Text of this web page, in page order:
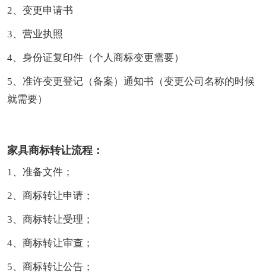
2、变更申请书
3、营业执照
4、身份证复印件（个人商标变更需要）
5、准许变更登记（备案）通知书（变更公司名称的时候
就需要）
家具商标转让流程：
1、准备文件；
2、商标转让申请；
3、商标转让受理；
4、商标转让审查；
5、商标转让公告；